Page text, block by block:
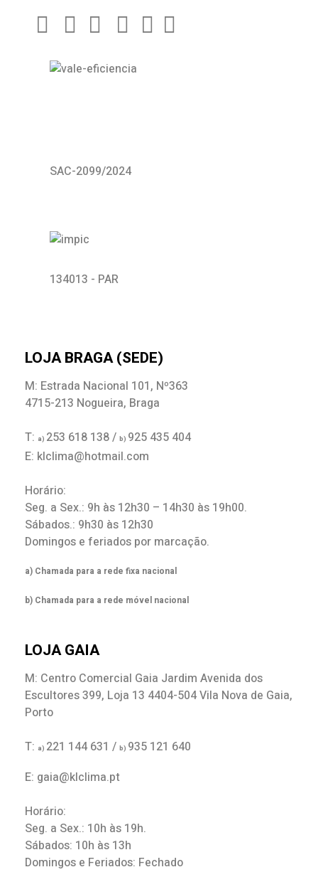
SAC-2099/2024
134013 - PAR
LOJA BRAGA (SEDE)
M: Estrada Nacional 101, Nº363
4715-213 Nogueira, Braga
T: a) 253 618 138 / b) 925 435 404
E: klclima@hotmail.com
Horário:
Seg. a Sex.: 9h às 12h30 – 14h30 às 19h00.
Sábados.: 9h30 às 12h30
Domingos e feriados por marcação.
a) Chamada para a rede fixa nacional
b) Chamada para a rede móvel nacional
LOJA GAIA
M: Centro Comercial Gaia Jardim Avenida dos
Escultores 399, Loja 13 4404-504 Vila Nova de Gaia,
Porto
T: a) 221 144 631 / b) 935 121 640
E: gaia@klclima.pt
Horário:
Seg. a Sex.: 10h às 19h.
Sábados: 10h às 13h
Domingos e Feriados: Fechado